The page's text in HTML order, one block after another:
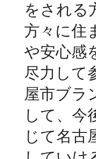
をされる
方々に住
や安心感
尽力して
屋市ブラ
して、今
じて名古